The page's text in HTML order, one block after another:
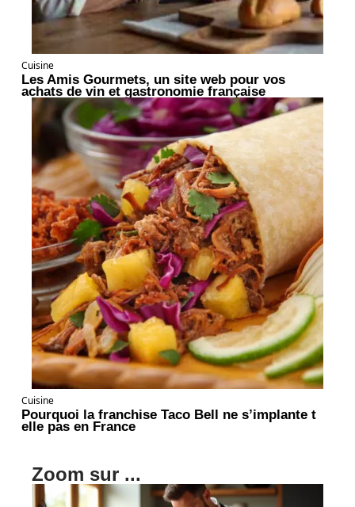
Cuisine
Les Amis Gourmets, un site web pour vos
achats de vin et gastronomie française
Cuisine
Pourquoi la franchise Taco Bell ne s’implante t
elle pas en France
Zoom sur ...